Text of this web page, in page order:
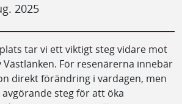
2025
tar vi ett viktigt steg vidare mot
För resenärerna innebär
direkt förändring i vardagen, men
steg för att öka